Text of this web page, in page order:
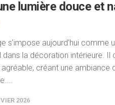
lumière douce et
s’impose aujourd’hui comme
dans la décoration intérieure. Il
agréable, créant une ambiance
2026